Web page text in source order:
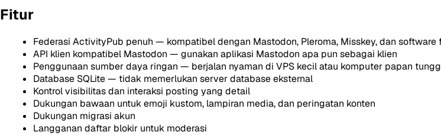
Fitur
Federasi ActivityPub penuh — kompatibel dengan Mastodon, Pleroma, Misskey, dan software
API klien kompatibel Mastodon — gunakan aplikasi Mastodon apa pun sebagai klien
Penggunaan sumber daya ringan — berjalan nyaman di VPS kecil atau komputer papan
Database SQLite — tidak memerlukan server database eksternal
Kontrol visibilitas dan interaksi posting yang detail
Dukungan bawaan untuk emoji kustom, lampiran media, dan peringatan konten
Dukungan migrasi akun
Langganan daftar blokir untuk moderasi